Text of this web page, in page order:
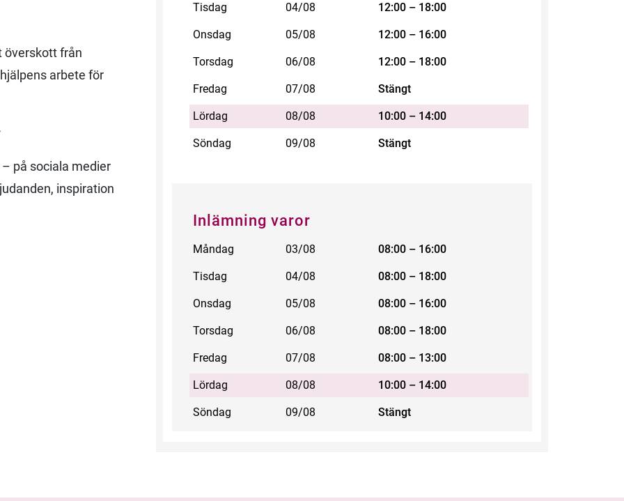
överskott från
arbete för
– på sociala medier
inspiration
Tisdag 04/08 12:00 – 18:00
Onsdag 05/08 12:00 – 16:00
Torsdag 06/08 12:00 – 18:00
Fredag 07/08 Stängt
Lördag 08/08 10:00 – 14:00
Söndag 09/08 Stängt
Inlämning varor
Måndag 03/08 08:00 – 16:00
Tisdag 04/08 08:00 – 18:00
Onsdag 05/08 08:00 – 16:00
Torsdag 06/08 08:00 – 18:00
Fredag 07/08 08:00 – 13:00
Lördag 08/08 10:00 – 14:00
Söndag 09/08 Stängt